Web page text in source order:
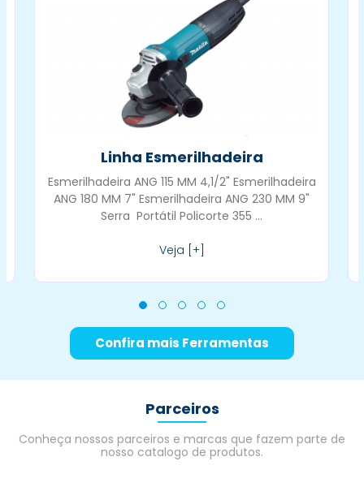
Linha Esmerilhadeira
Esmerilhadeira ANG 115 MM 4,1/2" Esmerilhadeira
ANG 180 MM 7" Esmerilhadeira ANG 230 MM 9"
Serra Portátil Policorte 355 ...
Veja [+]
Confira mais Ferramentas
Parceiros
Conheça nossos parceiros e marcas que fazem parte de
nosso catalogo de produtos.